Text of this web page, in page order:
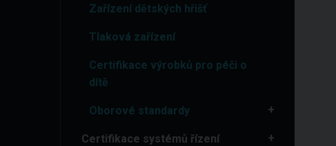
Zařízení dětských hřišť
Tlaková zařízení
Certifikace výrobků pro péči o
dítě
Oborové standardy
Certifikace systémů řízení